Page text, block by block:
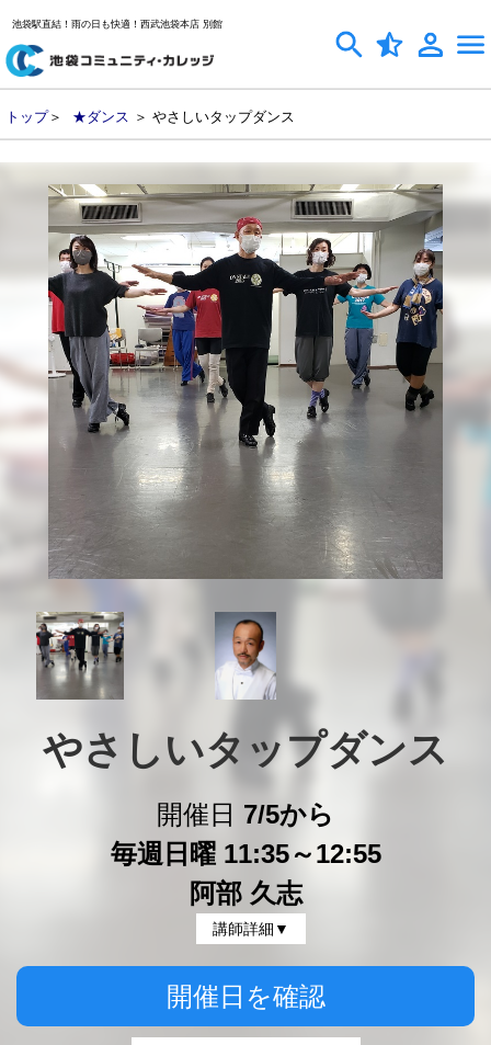
池袋駅直結！雨の日も快適！西武池袋本店 別館
トップ＞ ★ダンス ＞ やさしいタップダンス
やさしいタップダンス
開催日 7/5から
毎週日曜 11:35～12:55
阿部 久志
講師詳細▼
開催日を確認